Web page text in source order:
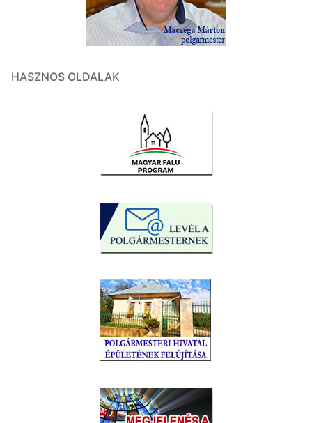
HASZNOS OLDALAK